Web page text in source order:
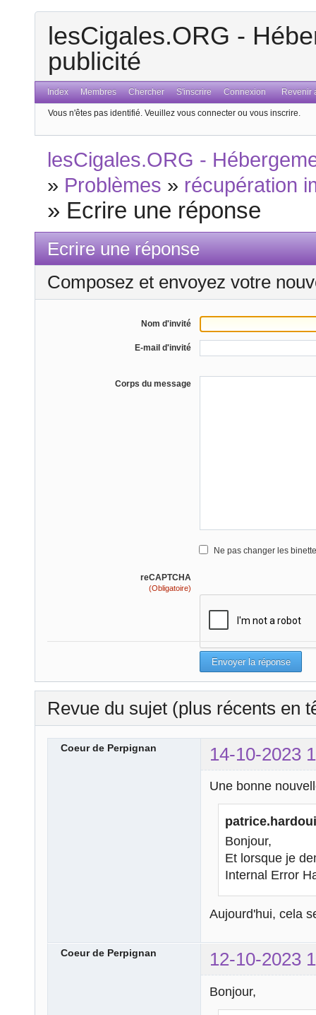
lesCigales.ORG -
publicité
Index Membres Chercher S'inscrire Connexion Revenir
Vous n'êtes pas identifié. Veuillez vous connecter ou vous inscrire.
lesCigales.ORG -
» Problèmes » récupération
» Ecrire une réponse
Ecrire une réponse
Composez et envoyez votre
Nom d'invité
E-mail d'invité
Corps du message
Ne pas changer les
reCAPTCHA
(Obligatoire)
Revue du sujet (plus récents en
Coeur de Perpignan 14-10-2023
Une bonne
Bonjour,
Et lorsque je
Internal Error
Aujourd'hui, cela
Coeur de Perpignan 12-10-2023
Bonjour,